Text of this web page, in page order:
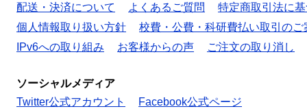
配送・決済について
よくあるご質問
特定商取引法に
個人情報取り扱い方針
校費・公費・科研費払い取引のご
IPv6への取り組み
お客様からの声 ご注文の取り消し
ソーシャルメディア
Twitter公式アカウント
Facebook公式ページ